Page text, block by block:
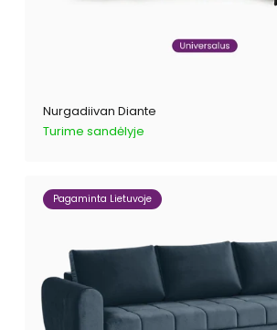
Nurgadiivan Diante
Turime sandėlyje
Pagaminta Lietuvoje